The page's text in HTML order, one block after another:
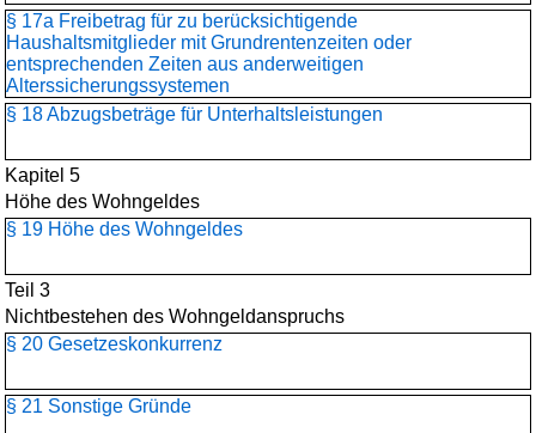
§ 17a Freibetrag für zu berücksichtigende
Haushaltsmitglieder mit Grundrentenzeiten oder
entsprechenden Zeiten aus anderweitigen
Alterssicherungssystemen
§ 18 Abzugsbeträge für Unterhaltsleistungen
Kapitel 5
Höhe des Wohngeldes
§ 19 Höhe des Wohngeldes
Teil 3
Nichtbestehen des Wohngeldanspruchs
§ 20 Gesetzeskonkurrenz
§ 21 Sonstige Gründe